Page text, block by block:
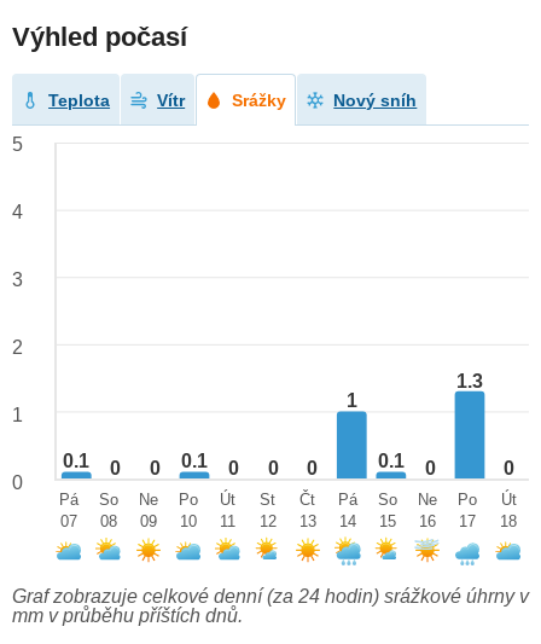
Výhled počasí
Teplota Vítr Srážky Nový sníh
0.1 0 0 0.1 0 0 0
1
0.1 0
1.3
0
5
4
3
2
1
0
Pá
07
So
08
Ne
09
Po
10
Út
11
St
12
Čt
13
Pá
14
So
15
Ne
16
Po
17
Út
18
Graf zobrazuje celkové denní (za 24 hodin) srážkové úhrny v
mm v průběhu příštích dnů.